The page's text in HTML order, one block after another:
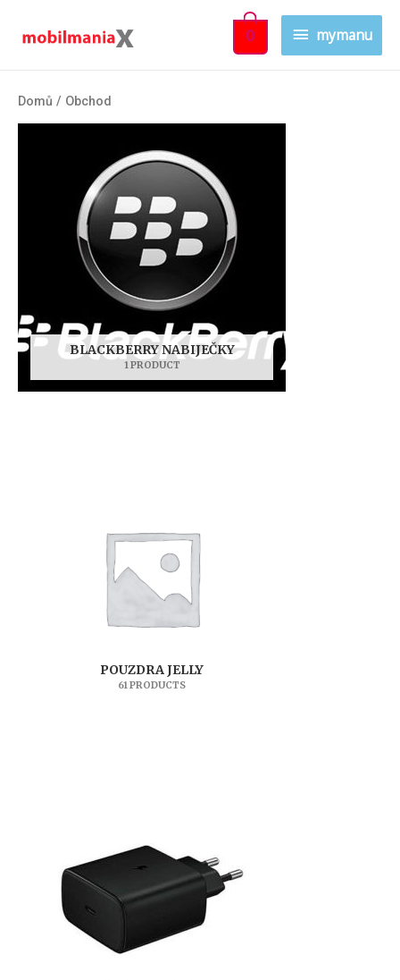
mymanu
0
Domů / Obchod
BLACKBERRY NABIJEČKY
1 PRODUCT
POUZDRA JELLY
61 PRODUCTS